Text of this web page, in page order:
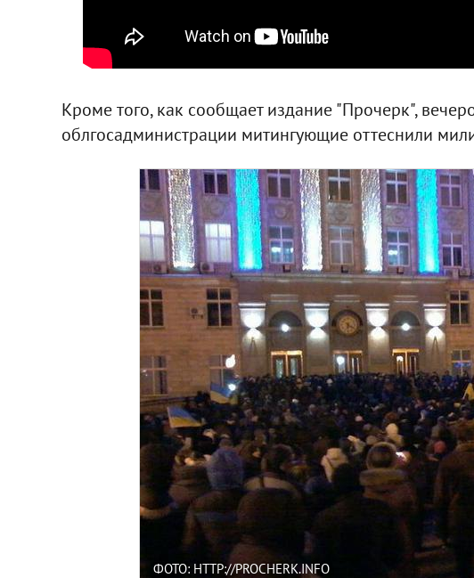
Кроме того, как сообщает издание "Прочерк",
облгосадминистрации митингующие оттеснили
ФОТО: HTTP://PROCHERK.INFO